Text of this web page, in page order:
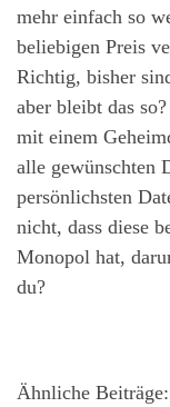
mehr einfach so
beliebigen Preis
Richtig, bisher
aber bleibt das
mit einem
alle gewünschten
persönlichsten
nicht, dass diese
Monopol hat,
du?
Ähnliche Beiträge: